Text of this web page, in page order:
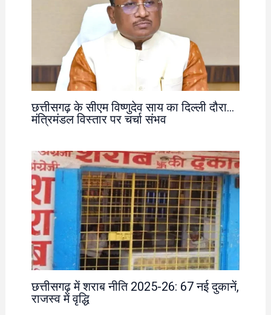
छत्तीसगढ़ के सीएम विष्णुदेव साय का दिल्ली दौरा…
मंत्रिमंडल विस्तार पर चर्चा संभव
छत्तीसगढ़ में शराब नीति 2025-26: 67 नई दुकानें,
राजस्व में वृद्धि